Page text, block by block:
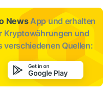
NewsApp und erhalten
Kryptowährungen und
Quellen: